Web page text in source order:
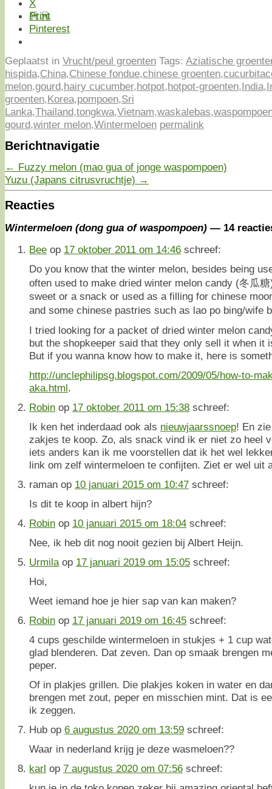
X
Print
Pinterest
Geplaatst in Vrucht/peul groenten Tags: Aziatische
hispida,China,Chinese fondue,chinese groenten,
melon,gourd,hairy cucumber,hotpot,hotpot-groenten,India,
groenten,Korea,pompoen,Sri
Lanka,Thailand,tongkwa,Vietnam,waskalebas,
gourd,winter melon,Wintermeloen permalink
Berichtnavigatie
← Fuzzy melon (mao gua of jonge waspompoen)
Yuzu (Japans citrusvruchtje) →
Reacties
Wintermeloen (dong gua of waspompoen) — 14
Bee op 17 oktober 2011 om 14:46 schreef:
Do you know that the winter melon, besides being
often used to make dried winter melon candy (冬瓜
sweet or a snack or used as a filling for chinese
and some chinese pastries such as lao po bing/wife
I tried looking for a packet of dried winter melon
but the shopkeeper said that they only sell it when it
But if you wanna know how to make it, here is
http://unclephilipsg.blogspot.com/2009/05/how-to-
aka.html.
Robin op 17 oktober 2011 om 15:38 schreef:
Ik ken het inderdaad ook als nieuwjaarssnoep! En
zakjes te koop. Zo, als snack vind ik er niet zo heel
iets anders kan ik me voorstellen dat ik het wel
link om zelf wintermeloen te confijten. Ziet er wel uit
raman op 10 januari 2015 om 10:47 schreef:
Is dit te koop in albert hijn?
Robin op 10 januari 2015 om 18:04 schreef:
Nee, ik heb dit nog nooit gezien bij Albert Heijn.
Urmila op 17 januari 2019 om 15:05 schreef:
Hoi,
Weet iemand hoe je hier sap van kan maken?
Robin op 17 januari 2019 om 16:45 schreef:
4 cups geschilde wintermeloen in stukjes + 1 cup
glad blenderen. Dat zeven. Dan op smaak brengen
peper.
Of in plakjes grillen. Die plakjes koken in water en
brengen met zout, peper en misschien mint. Dat is
ik zeggen.
Hub op 6 augustus 2020 om 13:59 schreef:
Waar in nederland krijg je deze wasmeloen??
karl op 7 augustus 2020 om 07:56 schreef: